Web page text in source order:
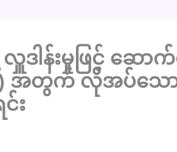
ဖွဲ့ လှူဒါန်းမှုဖြင့်
အတွက် လိုအပ်သေ
း